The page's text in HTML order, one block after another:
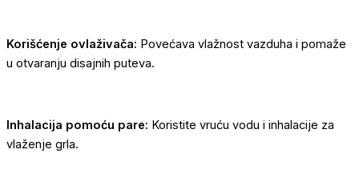
Korišćenje ovlaživača: Povećava vlažnost vazduha i pomaže
u otvaranju disajnih puteva.
Inhalacija pomoću pare: Koristite vruću vodu i inhalacije za
vlaženje grla.